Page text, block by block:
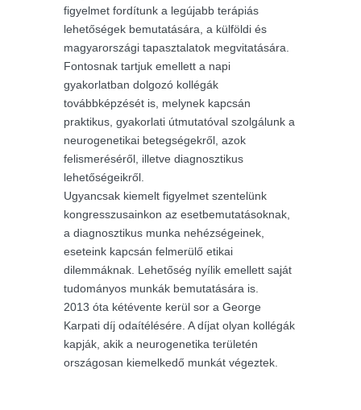
figyelmet fordítunk a legújabb terápiás
lehetőségek bemutatására, a külföldi és
magyarországi tapasztalatok megvitatására.
Fontosnak tartjuk emellett a napi
gyakorlatban dolgozó kollégák
továbbképzését is, melynek kapcsán
praktikus, gyakorlati útmutatóval szolgálunk a
neurogenetikai betegségekről, azok
felismeréséről, illetve diagnosztikus
lehetőségeikről.
Ugyancsak kiemelt figyelmet szentelünk
kongresszusainkon az esetbemutatásoknak,
a diagnosztikus munka nehézségeinek,
eseteink kapcsán felmerülő etikai
dilemmáknak. Lehetőség nyílik emellett saját
tudományos munkák bemutatására is.
2013 óta kétévente kerül sor a George
Karpati díj odaítélésére. A díjat olyan kollégák
kapják, akik a neurogenetika területén
országosan kiemelkedő munkát végeztek.